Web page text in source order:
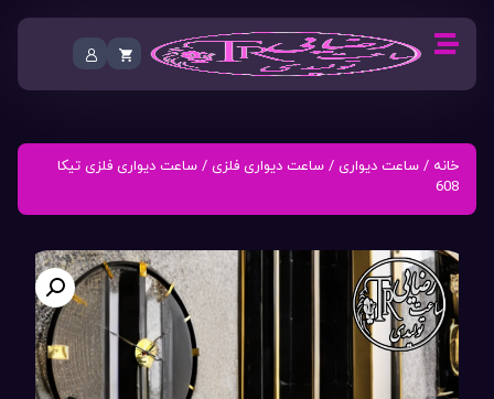
خانه / ساعت دیواری / ساعت دیواری فلزی / ساعت دیواری فلزی تیکا
608